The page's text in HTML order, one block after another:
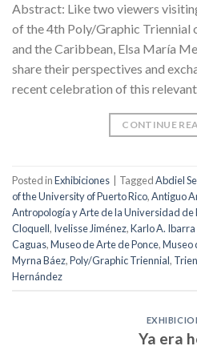
Abstract: Like two viewers
of the 4th Poly/Graphic Triennial
and the Caribbean, Elsa María
share their perspectives and
recent celebration of this
CONTINUE
Posted inExhibiciones TaggedAbdiel
of the University of Puerto Rico,Antiguo
Antropología y Arte de la Universidad de
Cloquell, Ivelisse Jiménez,Karlo A.
Caguas,Museo de Arte de Ponce,Museo
Myrna Báez,Poly/Graphic Triennial,
Hernández
Ya era